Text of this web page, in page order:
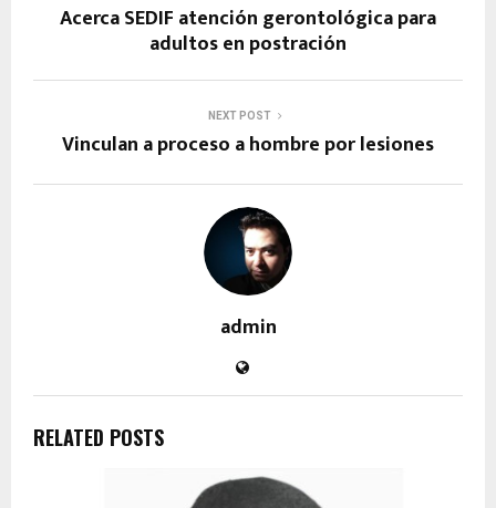
Acerca SEDIF atención gerontológica para
adultos en postración
NEXT POST
Vinculan a proceso a hombre por lesiones
admin
RELATED POSTS